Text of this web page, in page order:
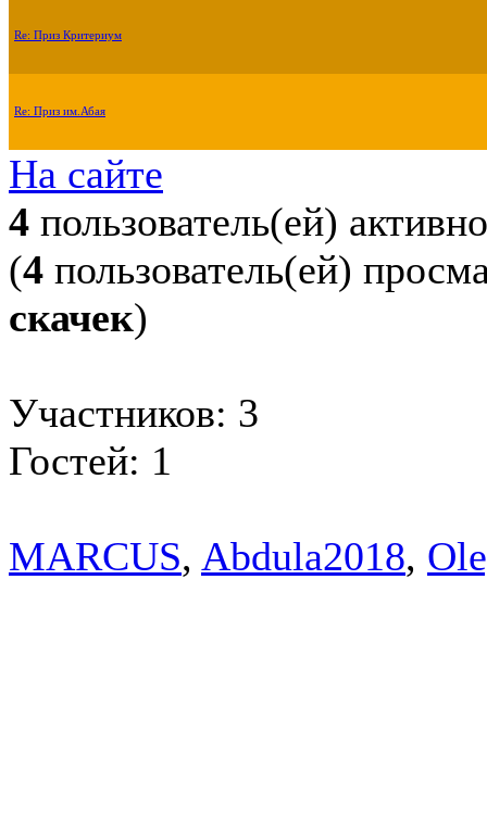
Re: Приз Критериум
Re: Приз им.Абая
На сайте
4 пользователь(ей) активно
(4 пользователь(ей)
скачек)
Участников: 3
Гостей: 1
MARCUS, Abdula2018,